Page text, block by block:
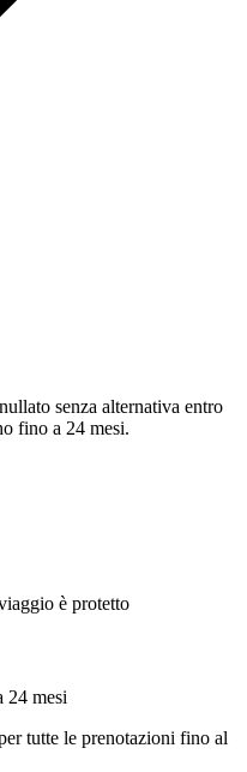
senza alternativa entro
fino a 24 mesi.
è protetto
24 mesi
tutte le prenotazioni fino al